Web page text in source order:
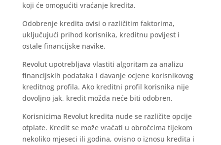
koji će omogućiti vraćanje kredita.
Odobrenje kredita ovisi o različitim faktorima,
uključujući prihod korisnika, kreditnu povijest i
ostale financijske navike.
Revolut upotrebljava vlastiti algoritam za analizu
financijskih podataka i davanje ocjene korisnikovog
kreditnog profila. Ako kreditni profil korisnika nije
dovoljno jak, kredit možda neće biti odobren.
Korisnicima Revolut kredita nude se različite opcije
otplate. Kredit se može vraćati u obročcima tijekom
nekoliko mjeseci ili godina, ovisno o iznosu kredita i